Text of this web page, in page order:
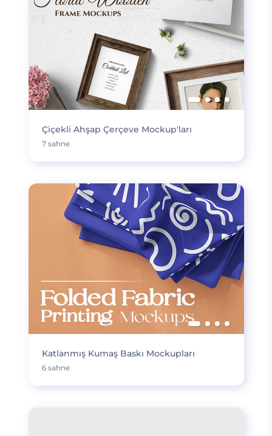
Çiçekli Ahşap Çerçeve Mockup'ları
7 sahne
Katlanmış Kumaş Baskı Mockupları
6 sahne